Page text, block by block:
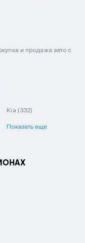
и продажа авто с
Kia (332)
Показать еще